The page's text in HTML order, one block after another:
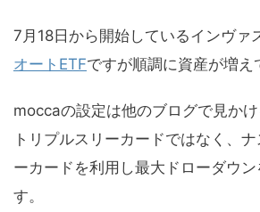
7月18日から開始しているインヴァ
オートETFですが順調に資産が増え
moccaの設定は他のブログで見か
トリプルスリーカードではなく、
ーカードを利用し最大ドローダウ
す。